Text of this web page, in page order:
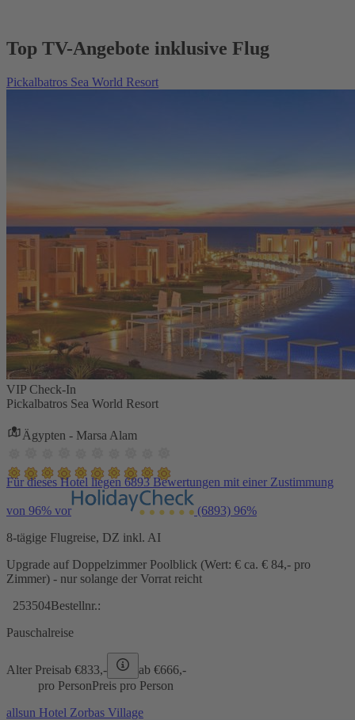
Top TV-Angebote inklusive Flug
Pickalbatros Sea World Resort
VIP Check-In
Pickalbatros Sea World Resort
Ägypten - Marsa Alam
Für dieses Hotel liegen 6893 Bewertungen mit einer Zustimmung
von 96% vor (6893) 96%
8-tägige Flugreise, DZ inkl. AI
Upgrade auf Doppelzimmer Poolblick (Wert: € ca. € 84,- pro
Zimmer) - nur solange der Vorrat reicht
253504Bestellnr.:
Pauschalreise
Alter Preisab €833,- ab €666,-
pro PersonPreis pro Person
allsun Hotel Zorbas Village